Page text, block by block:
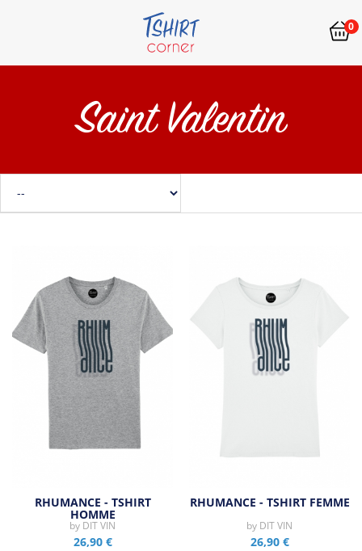
0
Saint Valentin
RHUMANCE - TSHIRT
HOMME
by DIT VIN
26,90 €
RHUMANCE - TSHIRT FEMME
by DIT VIN
26,90 €